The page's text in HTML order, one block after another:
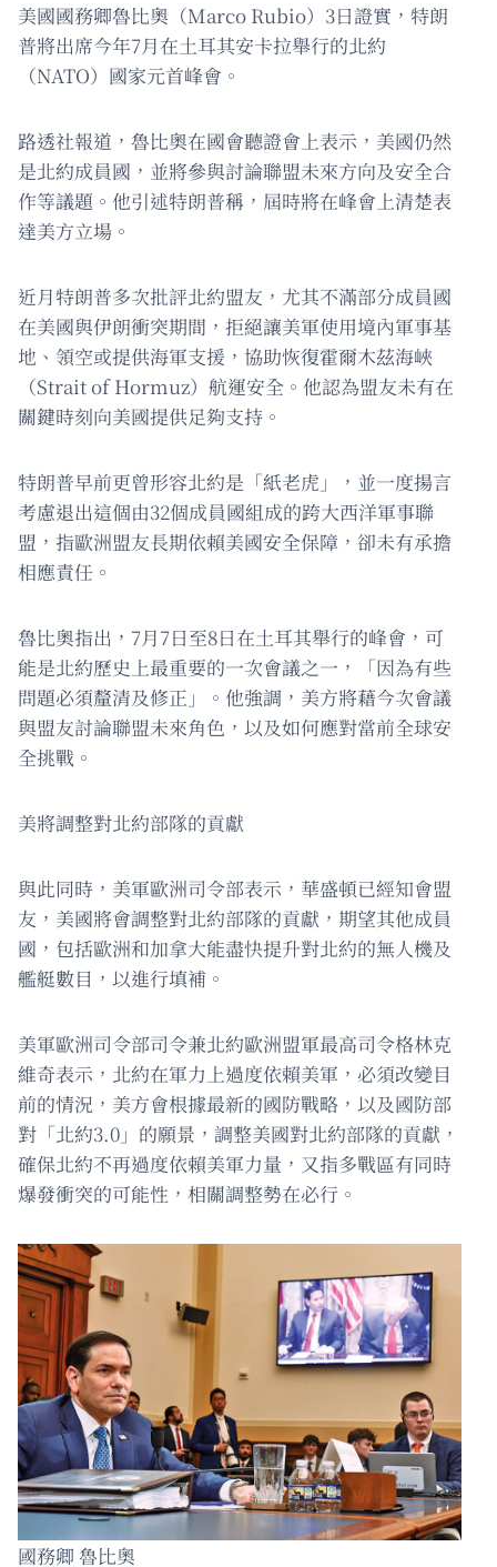
美國國務卿魯比奧（Marco Rubio）3日證實，特朗
普將出席今年7月在土耳其安卡拉舉行的北約
（NATO）國家元首峰會。
路透社報道，魯比奧在國會聽證會上表示，美國仍然
是北約成員國，並將參與討論聯盟未來方向及安全合
作等議題。他引述特朗普稱，屆時將在峰會上清楚表
達美方立場。
近月特朗普多次批評北約盟友，尤其不滿部分成員國
在美國與伊朗衝突期間，拒絕讓美軍使用境內軍事基
地、領空或提供海軍支援，協助恢復霍爾木茲海峽
（Strait of Hormuz）航運安全。他認為盟友未有在
關鍵時刻向美國提供足夠支持。
特朗普早前更曾形容北約是「紙老虎」，並一度揚言
考慮退出這個由32個成員國組成的跨大西洋軍事聯
盟，指歐洲盟友長期依賴美國安全保障，卻未有承擔
相應責任。
魯比奧指出，7月7日至8日在土耳其舉行的峰會，可
能是北約歷史上最重要的一次會議之一，「因為有些
問題必須釐清及修正」。他強調，美方將藉今次會議
與盟友討論聯盟未來角色，以及如何應對當前全球安
全挑戰。
美將調整對北約部隊的貢獻
與此同時，美軍歐洲司令部表示，華盛頓已經知會盟
友，美國將會調整對北約部隊的貢獻，期望其他成員
國，包括歐洲和加拿大能盡快提升對北約的無人機及
艦艇數目，以進行填補。
美軍歐洲司令部司令兼北約歐洲盟軍最高司令格林克
維奇表示，北約在軍力上過度依賴美軍，必須改變目
前的情況，美方會根據最新的國防戰略，以及國防部
對「北約3.0」的願景，調整美國對北約部隊的貢獻，
確保北約不再過度依賴美軍力量，又指多戰區有同時
爆發衝突的可能性，相關調整勢在必行。
國務卿 魯比奧